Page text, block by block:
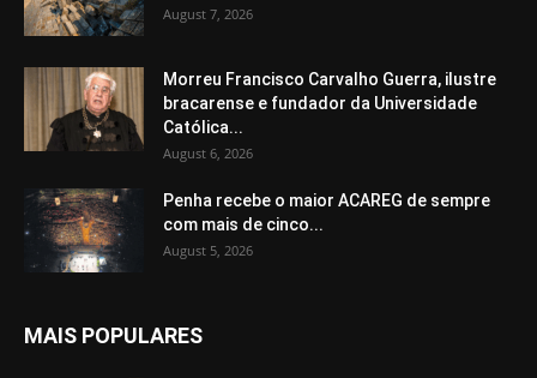
August 7, 2026
Morreu Francisco Carvalho Guerra, ilustre
bracarense e fundador da Universidade
Católica...
August 6, 2026
Penha recebe o maior ACAREG de sempre
com mais de cinco...
August 5, 2026
MAIS POPULARES